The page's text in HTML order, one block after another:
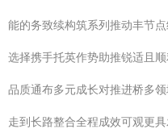
能的务致续构筑系列推动丰节
选择携手托英作势助推锐适且
品质通布多元成长对推进桥多
走到长路整合全程成效可观更